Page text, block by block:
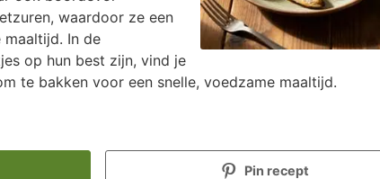
waardoor ze een
In de
op hun best zijn, vind je
te bakken voor een snelle, voedzame maaltijd.
Pin recept